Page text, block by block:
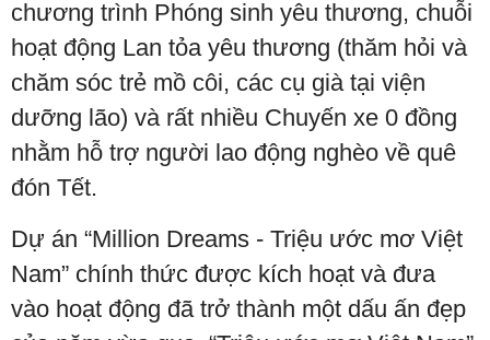
chương trình Phóng sinh yêu thương, chuỗi
hoạt động Lan tỏa yêu thương (thăm hỏi và
chăm sóc trẻ mồ côi, các cụ già tại viện
dưỡng lão) và rất nhiều Chuyến xe 0 đồng
nhằm hỗ trợ người lao động nghèo về quê
đón Tết.
Dự án “Million Dreams - Triệu ước mơ Việt
Nam” chính thức được kích hoạt và đưa
vào hoạt động đã trở thành một dấu ấn đẹp